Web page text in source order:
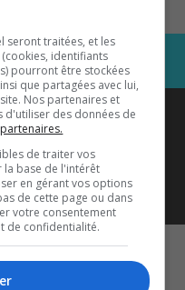
est diffusé
1033 HD2
sur…
seront traitées, et les
identifiants
pourront être stockées
que partagées avec lui,
Nos partenaires et
d'utiliser des données de
de traiter vos
la base de l'intérêt
en gérant vos options
de cette page ou dans
votre consentement
de confidentialité.